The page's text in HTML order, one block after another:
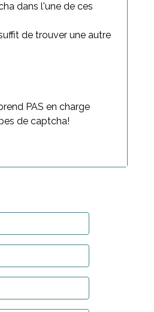
dans l'une de ces
de trouver une autre
PAS en charge
de captcha!